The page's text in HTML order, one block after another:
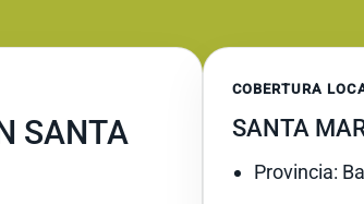
SANTA
COBERTURA
SANTA
Provincia: